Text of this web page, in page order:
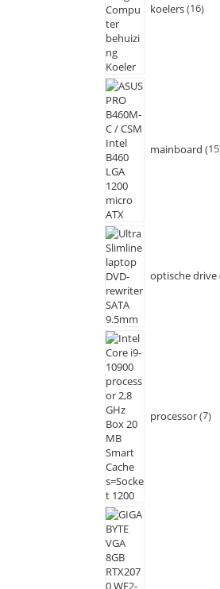
koelers 16
mainboard 15
optische drive
processor 7